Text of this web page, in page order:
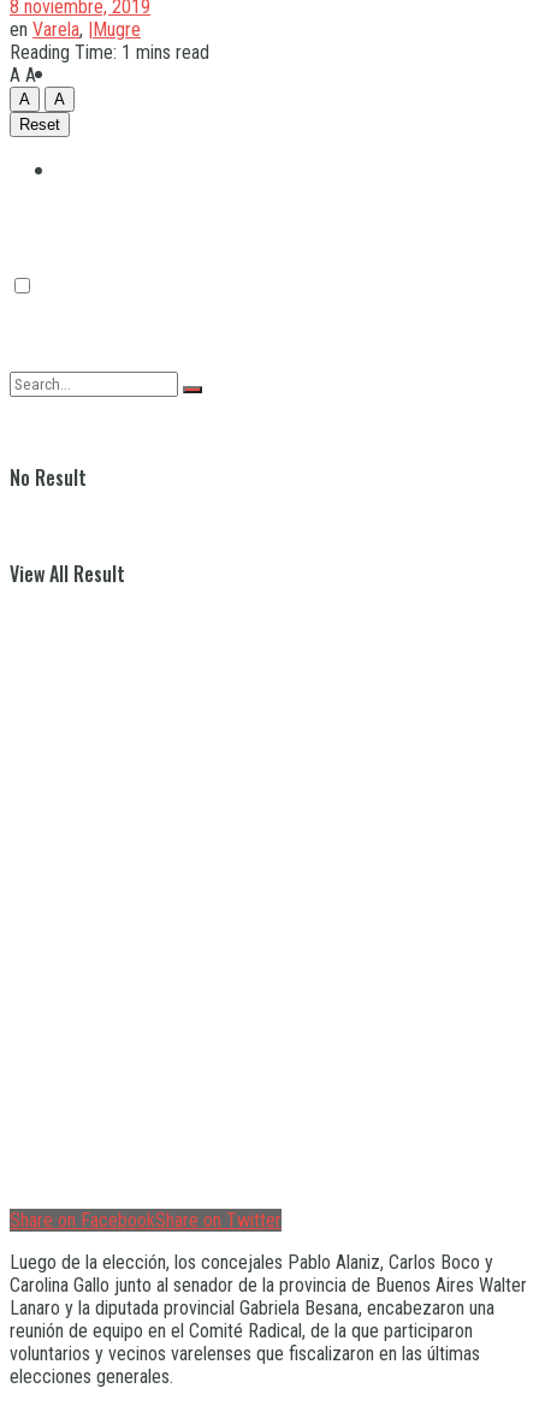
No Result
View All Result
8 noviembre, 2019
en Varela, |Mugre
Reading Time: 1 mins read
A A
A
A
Reset
Share on FacebookShare on Twitter
Luego de la elección, los concejales Pablo Alaniz, Carlos Boco y
Carolina Gallo junto al senador de la provincia de Buenos Aires Walter
Lanaro y la diputada provincial Gabriela Besana, encabezaron una
reunión de equipo en el Comité Radical, de la que participaron
voluntarios y vecinos varelenses que fiscalizaron en las últimas
elecciones generales.